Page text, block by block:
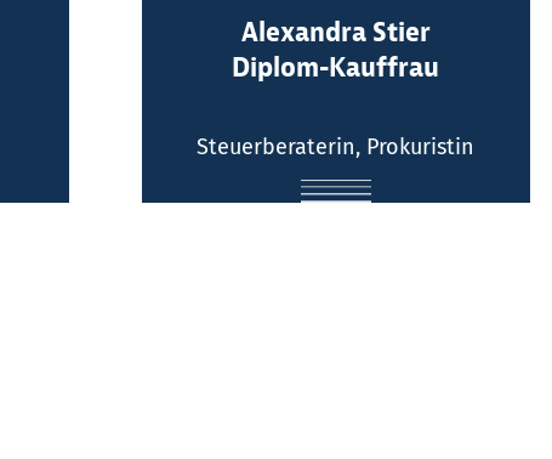
Alexandra Stier
Diplom-Kauffrau
Steuerberaterin, Prokuristin
Kontakt:
Telefon: (0211) 516064 -0
E-Mail